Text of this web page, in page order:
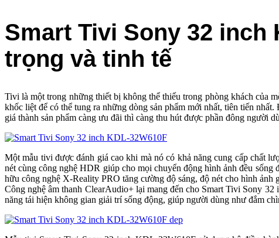
Smart Tivi Sony 32
trọng và tinh tế
Tivi là một trong những thiết bị không thể thiếu trong phòng khách của
khốc liệt để có thể tung ra những dòng sản phẩm mới nhất, tiên tiến
giá thành sản phẩm càng ưu đãi thì càng thu hút được phần đông người
Một mẫu tivi được đánh giá cao khi mà nó có khả năng cung cấp chất
nét cùng công nghệ HDR giúp cho mọi chuyển động hình ảnh đều
hữu công nghệ X-Reality PRO tăng cường độ sáng, độ nét cho hình
Công nghệ âm thanh ClearAudio+ lại mang đến cho Smart Tivi Sony
năng tái hiện không gian giải trí sống động, giúp người dùng như đắm